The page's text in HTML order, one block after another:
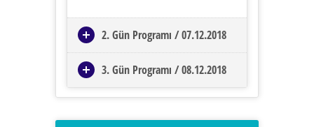
2. Gün Programı / 07.12.2018
3. Gün Programı / 08.12.2018